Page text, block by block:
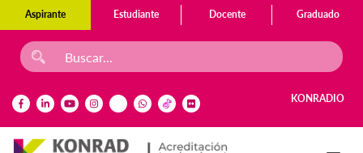
Aspirante Estudiante Docente Graduado
KONRADIO